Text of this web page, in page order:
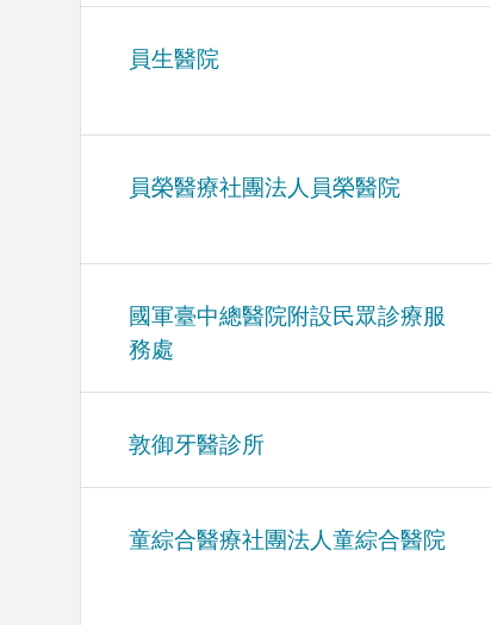
員生醫院
員榮醫療社團法人員榮醫院
國軍臺中總醫院附設民眾診療服
務處
敦御牙醫診所
童綜合醫療社團法人童綜合醫院